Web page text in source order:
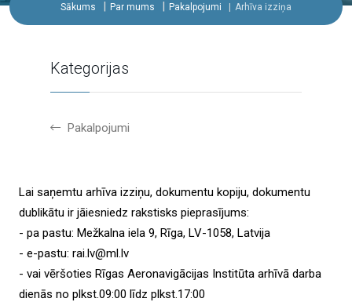
Sākums Par mums Pakalpojumi Arhīva izziņa
Kategorijas
Pakalpojumi
Lai saņemtu arhīva izziņu, dokumentu kopiju, dokumentu
dublikātu ir jāiesniedz rakstisks pieprasījums:
- pa pastu: Mežkalna iela 9, Rīga, LV-1058, Latvija
- e-pastu: rai.lv@ml.lv
- vai vēršoties Rīgas Aeronavigācijas Institūta arhīvā darba
dienās no plkst.09:00 līdz plkst.17:00